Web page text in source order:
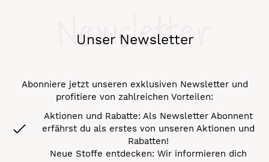
Unser Newsletter
Newsletter
Abonniere jetzt unseren exklusiven Newsletter und
profitiere von zahlreichen Vorteilen:
Aktionen und Rabatte: Als Newsletter Abonnent
erfährst du als erstes von unseren Aktionen und
Rabatten!
Neue Stoffe entdecken: Wir informieren dich